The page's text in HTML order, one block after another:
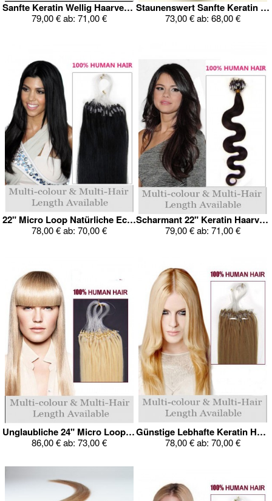
Sanfte Keratin Wellig Haarverlängerung
79,00 €ab: 71,00 €
Staunenswert Sanfte Keratin Haarverlängerung
73,00 €ab: 68,00 €
22" Micro Loop Natürliche Echthaar Verlängerung
78,00 €ab: 70,00 €
Scharmant 22" Keratin Haarverlängerung
79,00 €ab: 71,00 €
Unglaubliche 24" Micro Loop Echthaar Verlängerung
86,00 €ab: 73,00 €
Günstige Lebhafte Keratin Haarverlängerung
78,00 €ab: 70,00 €